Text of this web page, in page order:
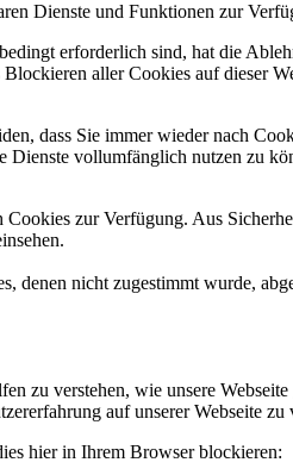
Dienste und Funktionen zur
erforderlich sind, hat die
aller Cookies auf dieser
dass Sie immer wieder nach
vollumfänglich nutzen zu
zur Verfügung. Aus
denen nicht zugestimmt wurde,
zu verstehen, wie unsere
auf unserer Webseite zu
hier in Ihrem Browser blockieren: